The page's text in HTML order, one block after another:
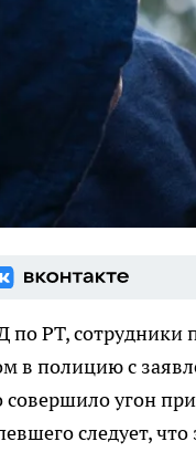
РТ, сотрудники
в полицию с
совершило угон
следует,